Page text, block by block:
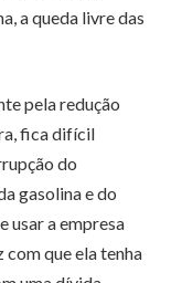
a queda livre das
pela redução
fica difícil
do
gasolina e do
usar a empresa
com que ela tenha